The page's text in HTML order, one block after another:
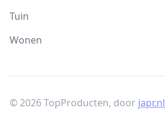
Tuin
Wonen
© 2026 TopProducten, door japr.nl